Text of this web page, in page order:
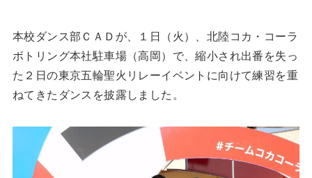
本校ダンス部ＣＡＤが、１日（火）、北陸コカ・コーラ
ボトリング本社駐車場（高岡）で、縮小され出番を失っ
た２日の東京五輪聖火リレーイベントに向けて練習を重
ねてきたダンスを披露しました。